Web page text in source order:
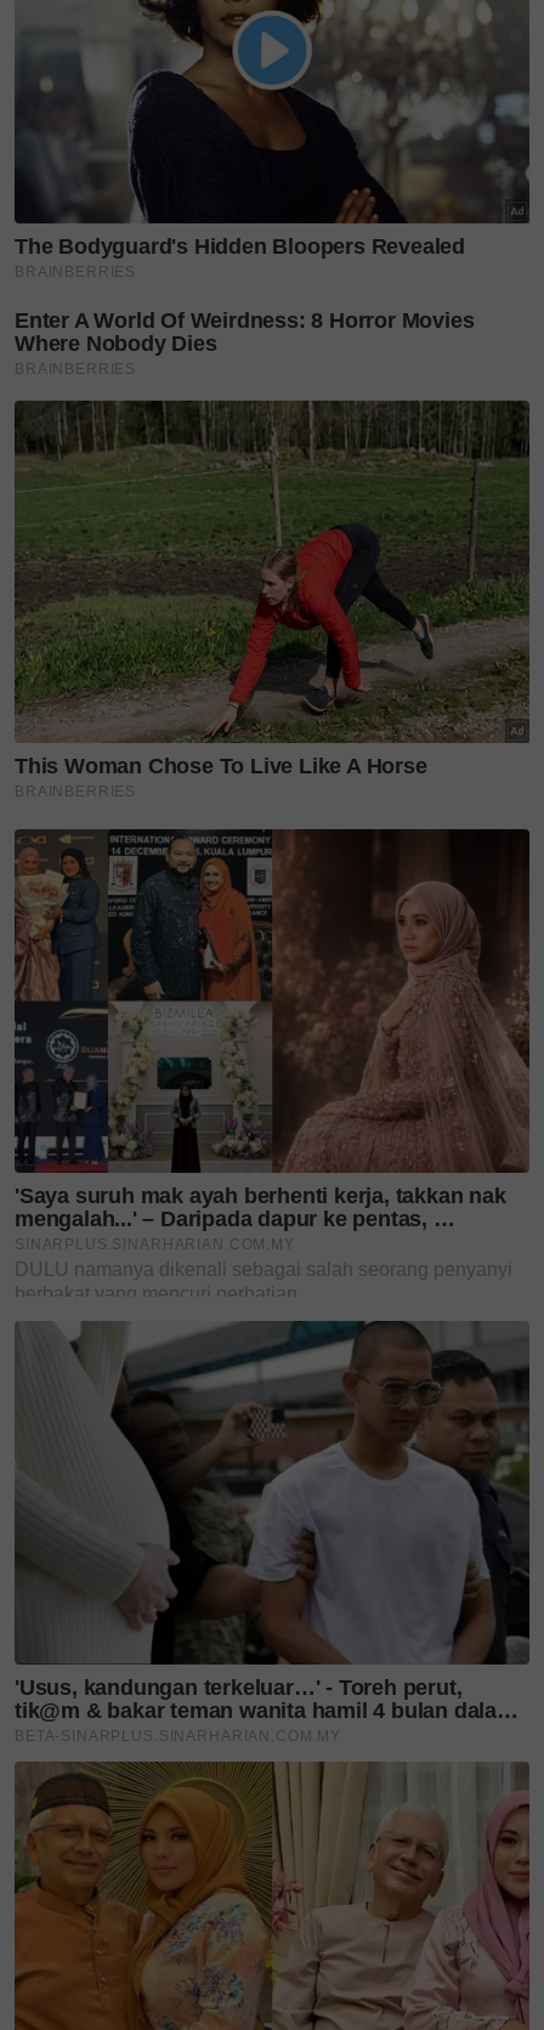
berkerja sebagai buruh binaan kampung.
"Pendapatan suami pun tak menentu. Saya pula
tidak bekerja kerana menguruskan anak-anak dan
hanya bergantung kepada suami semata-mata.
"Kadang-kadang, kalau ada temu janji rawatan di
HKL, kami terpaksa berulang alik. Pada saat betul-
betul tersepit nak menanggung semuanya,
berhati mulia membantu meringankan beban kami,”
tuturnya penuh kesyukuran.
Kepada pembaca
SinarPlus yang ingin membantu
adik Aqil dan keluarga yang sedang diuji dengan
dugaan hebat itu, boleh berbuat demikian dengan
menyalurkan dana sumbangan terus ke akaun Bank
Rakyat 220301411912 (Nordin Jasni).
Layari portalSinarPlusuntuk info terkini dan
bermanfaat
Jangan lupa follow kami
di Twitter , Instagram,YouTube&Tiktok SinarPlus.
Join grup Telegram kami DI SINIuntuk cerita-cerita
yang ohsem dan menghiburkan
- ARZIANA MOHMAD AZAMAN
Layari portalSinarPlusuntuk info terkini dan bermanfaat!
Jangan lupa follow kami diFacebook Instagram Threads
Twitter
YouTube TikTok. Join grup Telegram kami DI SINI
untuk info dan kisah penuh inspirasi
Jangan lupa dapatkan promosi istimewa
MAKANAN
KUCING TOMKRAF yang kini sudah berada di 37
cawangan KK Super Mart terpilih di Shah Alam atau beli
secara online di platformShopee Karangkraf Mall sekarang
penyakitjarangjumpa
lifestylesinarplus
kisahmasyarakatsinarplus
Teruskan membaca